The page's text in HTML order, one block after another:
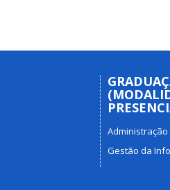
Administração
Gestão da